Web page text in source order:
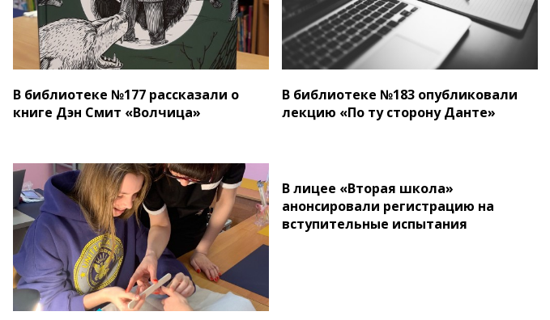
В библиотеке №177 рассказали о
книге Дэн Смит «Волчица»
В библиотеке №183 опубликовали
лекцию «По ту сторону Данте»
В лицее «Вторая школа»
анонсировали регистрацию на
вступительные испытания